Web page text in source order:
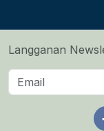
Langganan